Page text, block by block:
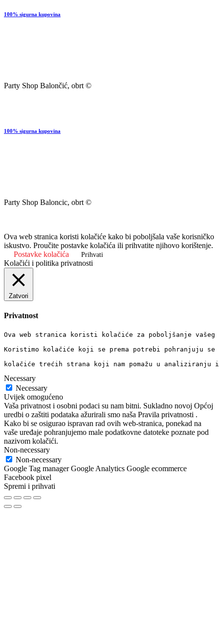
100% sigurna kupovina
Party Shop Balončić, obrt ©
100% sigurna kupovina
Party Shop Baloncic, obrt ©
Ova web stranica koristi kolačiće kako bi poboljšala vaše korisničko
iskustvo. Proučite postavke kolačića ili prihvatite njihovo korištenje.
Postavke kolačića
Prihvati
Kolačići i politika privatnosti
Zatvori
Privatnost
Ova web stranica koristi kolačiće za poboljšanje
Koristimo kolačiće koji se prema potrebi pohranjuju
kolačiće trećih strana koji nam pomažu u
Necessary
Necessary
Uvijek omogućeno
Vaša privatnost i osobni podaci su nam bitni. Sukladno novoj Općoj
uredbi o zaštiti podataka ažurirali smo naša Pravila privatnosti .
Kako bi se osigurao ispravan rad ovih web-stranica, ponekad na
vaše uređaje pohranjujemo male podatkovne datoteke poznate pod
nazivom kolačići.
Non-necessary
Non-necessary
Google Tag manager Google Analytics Google ecommerce
Facebook pixel
Spremi i prihvati